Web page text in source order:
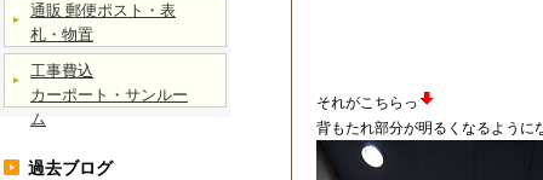
それがこちらっ
背もたれ部分が明るくなるように
通販 郵便ポスト・表
札・物置
工事費込
カーポート・サンルー
ム
過去ブログ